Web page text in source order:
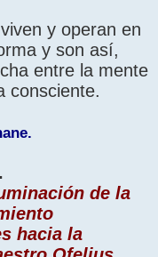
y operan en
y son así,
entre la mente
consciente.
de la
hacia la